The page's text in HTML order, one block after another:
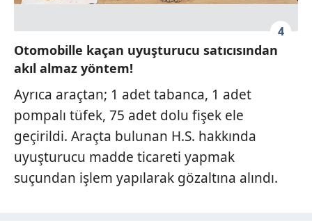
4
Otomobille kaçan uyuşturucu satıcısından
akıl almaz yöntem!
Ayrıca araçtan; 1 adet tabanca, 1 adet
pompalı tüfek, 75 adet dolu fişek ele
geçirildi. Araçta bulunan H.S. hakkında
uyuşturucu madde ticareti yapmak
suçundan işlem yapılarak gözaltına alındı.